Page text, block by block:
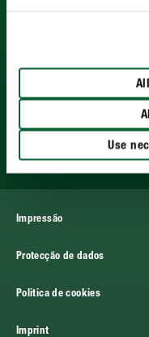
Use
trabalhar juntos por
Serviço
Impressão
Protecção de dados
Politica de cookies
Imprint